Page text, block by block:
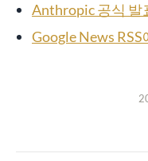
Anthropic 공식 발
Google News